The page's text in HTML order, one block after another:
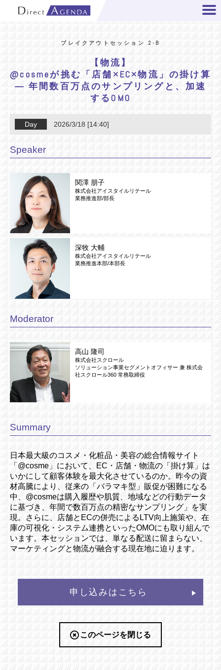
ブレイクアウトセッション 2-B
【物流】
@cosmeが挑む「店舗×EC×物流」の掛け算
― 年間数百万点のサンプリングと、加速
するOMO
Day 2026/3/18 [14:40]
Speaker
関澤 朋子
株式会社アイスタイルリテール
業務推進部/部長
深牧 大輔
株式会社アイスタイルリテール
業務推進本部/本部長
Moderator
高山 隆司
株式会社スクロール
ソリューション事業セグメントオフィサー 兼 株式会
社スクロール360 常務取締役
Summary
日本最大級のコスメ・化粧品・美容の総合情報サイト
「@cosme」において、EC・店舗・物流の「掛け算」は
いかにして顧客体験を最大化させているのか。昨今の資
材高騰により、従来の「バラマキ型」販促が困難になる
中、@cosmeは購入履歴や肌質、地域などの行動データ
に基づき、年間で数百万点の精密なサンプリング」を実
現。さらに、店舗とECの併売によるLTV向上施策や、在
庫の可視化・システム連携といったOMOにも取り組んで
います。本セッションでは、単なる配送に留まらない、
マーケティングと物流が融合する現在地に迫ります。
申し込みはこちら
このページを閉じる